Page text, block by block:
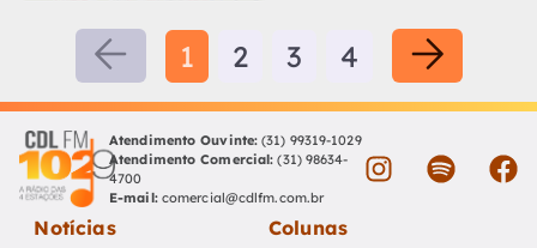
1 2 3 4
Atendimento Ouvinte: (31) 99319-1029
Atendimento Comercial: (31) 98634-
4700
E-mail: comercial@cdlfm.com.br
Notícias Colunas